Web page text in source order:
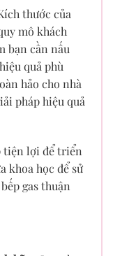
thước của
mô khách
bạn cần nấu
quả phù
hảo cho nhà
pháp hiệu quả
tiện lợi để triển
khoa học để sử
gas thuận